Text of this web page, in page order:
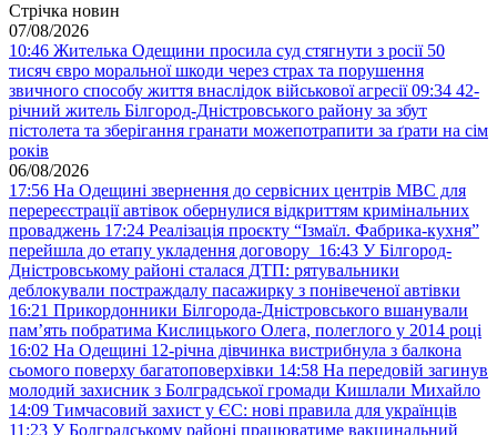
Стрічка новин
07/08/2026
10:46 Жителька Одещини просила суд стягнути з росії 50
тисяч євро моральної шкоди через страх та порушення
звичного способу життя внаслідок військової агресії 09:34 42-
річний житель Білгород-Дністровського району за збут
пістолета та зберігання гранати можепотрапити за ґрати на сім
років
06/08/2026
17:56 На Одещині звернення до сервісних центрів МВС для
перереєстрації автівок обернулися відкриттям кримінальних
проваджень 17:24 Реалізація проєкту “Ізмаїл. Фабрика-кухня”
перейшла до етапу укладення договору 16:43 У Білгород-
Дністровському районі сталася ДТП: рятувальники
деблокували постраждалу пасажирку з понівеченої автівки
16:21 Прикордонники Білгорода-Дністровського вшанували
пам’ять побратима Кислицького Олега, полеглого у 2014 році
16:02 На Одещині 12-річна дівчинка вистрибнула з балкона
сьомого поверху багатоповерхівки 14:58 На передовій загинув
молодий захисник з Болградської громади Кишлали Михайло
14:09 Тимчасовий захист у ЄС: нові правила для українців
11:23 У Болградському районі працюватиме вакцинальний